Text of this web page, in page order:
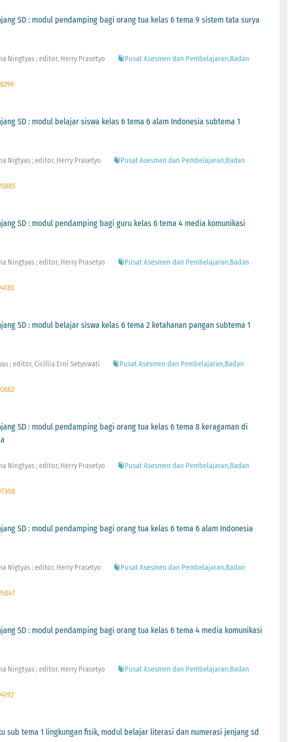
SD : modul pendamping bagi orang tua kelas 6 tema 9 sistem tata surya
Ningtyas ; editor, Herry Prasetyo
Pusat Asesmen dan Pembelajaran,Badan
SD : modul belajar siswa kelas 6 tema 6 alam Indonesia subtema 1
Nigtyas ; editor, Herry Prasetyo
Pusat Asesmen dan Pembelajaran,Badan
SD : modul pendamping bagi guru kelas 6 tema 4 media komunikasi
Ningtyas ; editor, Herry Prasetyo
Pusat Asesmen dan Pembelajaran,Badan
SD : modul belajar siswa kelas 6 tema 2 ketahanan pangan subtema 1
; editor, Cicillia Erni Setyowati
Pusat Asesmen dan Pembelajaran,Badan
SD : modul pendamping bagi orang tua kelas 6 tema 8 keragaman di
Ningtyas ; editor, Herry Prasetyo
Pusat Asesmen dan Pembelajaran,Badan
SD : modul pendamping bagi orang tua kelas 6 tema 6 alam Indonesia
Nigtyas ; editor, Herry Prasetyo
Pusat Asesmen dan Pembelajaran,Badan
SD : modul pendamping bagi orang tua kelas 6 tema 4 media komunikasi
Ningtyas ; editor, Herry Prasetyo
Pusat Asesmen dan Pembelajaran,Badan
sub tema 1 lingkungan fisik, modul belajar literasi dan numerasi jenjang sd